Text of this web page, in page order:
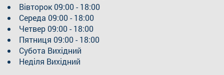
Вівторок09:00 - 18:00
Середа 09:00 - 18:00
Четвер09:00 - 18:00
Пятниця 09:00 - 18:00
Субота Вихідний
Неділя Вихідний